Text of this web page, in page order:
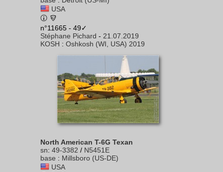
USA
n°11665 - 49✓
Stéphane Pichard - 21.07.2019
KOSH : Oshkosh (WI, USA) 2019
North American T-6G Texan
sn: 49-3382 / N5451E
base : Millsboro (US-DE)
USA